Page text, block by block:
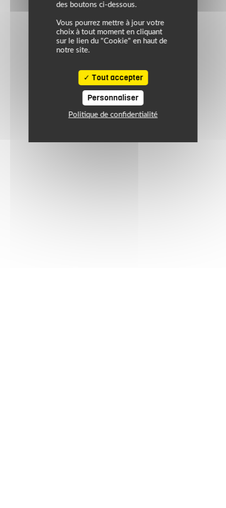
des boutons ci-dessous.
Vous pourrez mettre à jour votre
choix à tout moment en cliquant
sur le lien du "Cookie" en haut de
notre site.
Tout accepter
Personnaliser
Politique de confidentialité